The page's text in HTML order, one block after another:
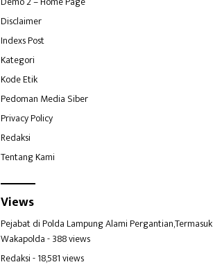
Disclaimer
Indexs Post
Kategori
Kode Etik
Pedoman Media Siber
Privacy Policy
Redaksi
Tentang Kami
Views
Pejabat di Polda Lampung Alami Pergantian,Termasuk
Wakapolda- 388 views
Redaksi- 18,581 views